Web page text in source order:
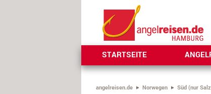
STARTSEITE
angelreisen.de Norwegen Süd (nur